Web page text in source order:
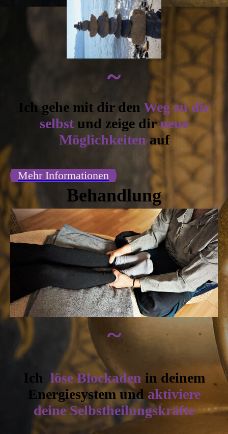
~
Ich gehe mit dir den Weg zu dir
selbstund zeige dirneue
Möglichkeiten auf
Mehr Informationen
Behandlung
~
Ich löse Blockaden in deinem
Energiesystem und aktiviere
deine Selbstheilungskräfte